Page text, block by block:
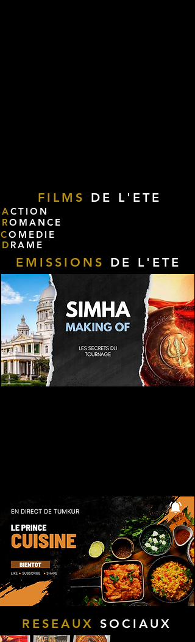
FILMS DE L'ETE
ACTION
ROMANCE
COMEDIE
D RAME
EMISSIONS DE L'ETE
RESEAUX SOCIAUX